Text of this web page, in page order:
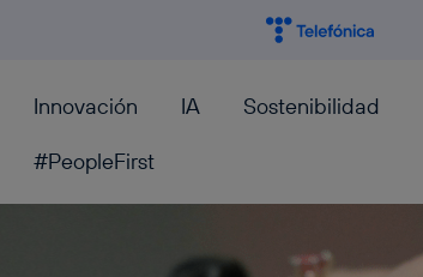
Innovación IA Sostenibilidad
#PeopleFirst